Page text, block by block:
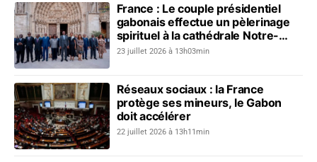
France : Le couple présidentiel
gabonais effectue un pèlerinage
spirituel à la cathédrale Notre-
Dame de Paris
23 juillet 2026 à 13h03min
Réseaux sociaux : la France
protège ses mineurs, le Gabon
doit accélérer
22 juillet 2026 à 13h11min